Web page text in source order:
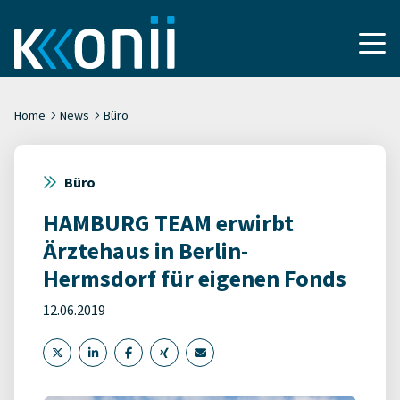
Home News Büro
Büro
HAMBURG TEAM erwirbt
Ärztehaus in Berlin-
Hermsdorf für eigenen Fonds
12.06.2019